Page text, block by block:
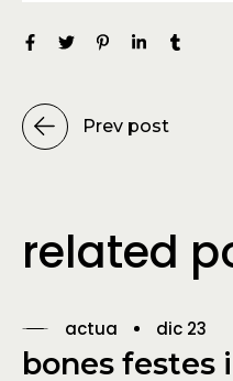
Prev post
related
actua dic 23
bones festes